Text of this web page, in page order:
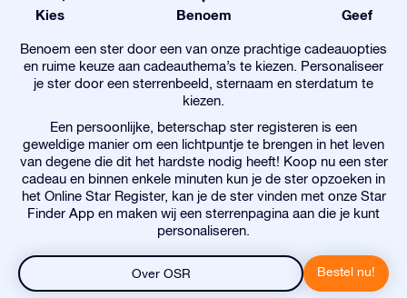
Kies Benoem Geef
Benoem een ster door een van onze prachtige cadeauopties
en ruime keuze aan cadeauthema’s te kiezen. Personaliseer
je ster door een sterrenbeeld, sternaam en sterdatum te
kiezen.
Een persoonlijke, beterschap ster registeren is een
geweldige manier om een lichtpuntje te brengen in het leven
van degene die dit het hardste nodig heeft! Koop nu een ster
cadeau en binnen enkele minuten kun je de ster opzoeken in
het Online Star Register, kan je de ster vinden met onze Star
Finder App en maken wij een sterrenpagina aan die je kunt
personaliseren.
Over OSR Bestel nu!